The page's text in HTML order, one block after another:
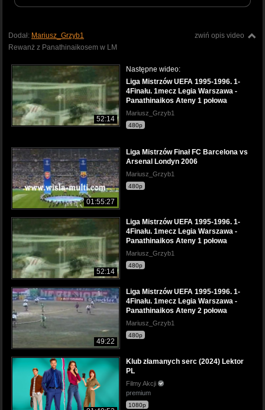
zwiń opis video
Dodał: Mariusz_Grzyb1
Rewanż z Panathinaikosem w LM
52:14
Następne wideo:
Liga Mistrzów UEFA 1995-1996. 1-
4Finału. 1mecz Legia Warszawa -
Panathinaikos Ateny 1 połowa
Mariusz_Grzyb1
480p
01:55:27
Liga Mistrzów Finał FC Barcelona vs
Arsenal Londyn 2006
Mariusz_Grzyb1
480p
52:14
Liga Mistrzów UEFA 1995-1996. 1-
4Finału. 1mecz Legia Warszawa -
Panathinaikos Ateny 1 połowa
Mariusz_Grzyb1
480p
49:22
Liga Mistrzów UEFA 1995-1996. 1-
4Finału. 1mecz Legia Warszawa -
Panathinaikos Ateny 2 połowa
Mariusz_Grzyb1
480p
Klub złamanych serc (2024) Lektor
PL
Filmy Akcji
premium
1080p